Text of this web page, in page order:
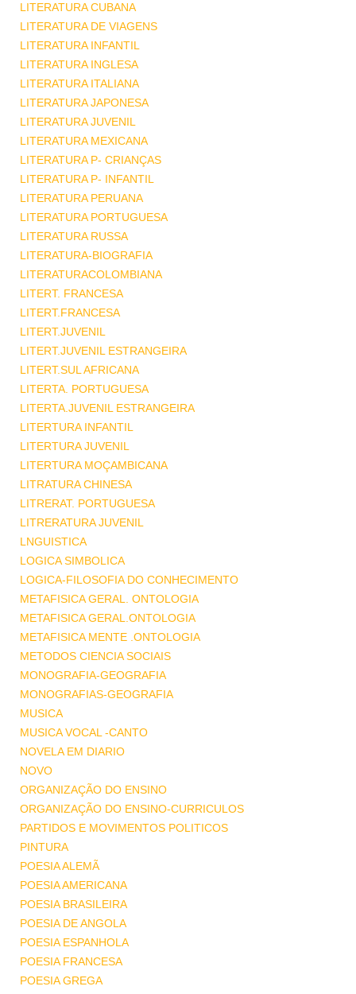
LITERATURA CUBANA
LITERATURA DE VIAGENS
LITERATURA INFANTIL
LITERATURA INGLESA
LITERATURA ITALIANA
LITERATURA JAPONESA
LITERATURA JUVENIL
LITERATURA MEXICANA
LITERATURA P- CRIANÇAS
LITERATURA P- INFANTIL
LITERATURA PERUANA
LITERATURA PORTUGUESA
LITERATURA RUSSA
LITERATURA-BIOGRAFIA
LITERATURACOLOMBIANA
LITERT. FRANCESA
LITERT.FRANCESA
LITERT.JUVENIL
LITERT.JUVENIL ESTRANGEIRA
LITERT.SUL AFRICANA
LITERTA. PORTUGUESA
LITERTA.JUVENIL ESTRANGEIRA
LITERTURA INFANTIL
LITERTURA JUVENIL
LITERTURA MOÇAMBICANA
LITRATURA CHINESA
LITRERAT. PORTUGUESA
LITRERATURA JUVENIL
LNGUISTICA
LOGICA SIMBOLICA
LOGICA-FILOSOFIA DO CONHECIMENTO
METAFISICA GERAL. ONTOLOGIA
METAFISICA GERAL.ONTOLOGIA
METAFISICA MENTE .ONTOLOGIA
METODOS CIENCIA SOCIAIS
MONOGRAFIA-GEOGRAFIA
MONOGRAFIAS-GEOGRAFIA
MUSICA
MUSICA VOCAL -CANTO
NOVELA EM DIARIO
NOVO
ORGANIZAÇÃO DO ENSINO
ORGANIZAÇÃO DO ENSINO-CURRICULOS
PARTIDOS E MOVIMENTOS POLITICOS
PINTURA
POESIA ALEMÃ
POESIA AMERICANA
POESIA BRASILEIRA
POESIA DE ANGOLA
POESIA ESPANHOLA
POESIA FRANCESA
POESIA GREGA